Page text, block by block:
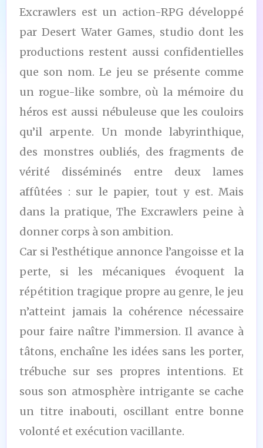
Excrawlers est un action-RPG développé
par Desert Water Games, studio dont les
productions restent aussi confidentielles
que son nom. Le jeu se présente comme
un rogue-like sombre, où la mémoire du
héros est aussi nébuleuse que les couloirs
qu’il arpente. Un monde labyrinthique,
des monstres oubliés, des fragments de
vérité disséminés entre deux lames
affûtées : sur le papier, tout y est. Mais
dans la pratique, The Excrawlers peine à
donner corps à son ambition.
Car si l’esthétique annonce l’angoisse et la
perte, si les mécaniques évoquent la
répétition tragique propre au genre, le jeu
n’atteint jamais la cohérence nécessaire
pour faire naître l’immersion. Il avance à
tâtons, enchaîne les idées sans les porter,
trébuche sur ses propres intentions. Et
sous son atmosphère intrigante se cache
un titre inabouti, oscillant entre bonne
volonté et exécution vacillante.